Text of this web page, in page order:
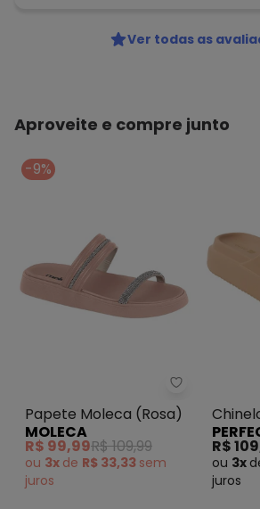
Ver todas as
Aproveite e compre junto
-9%
Papete
Papete Moleca (Rosa)
MOLECA
R$ 99,99R$ 109,99
ou 3x de R$ 33,33 sem
juros
R$
ou 3x
juros